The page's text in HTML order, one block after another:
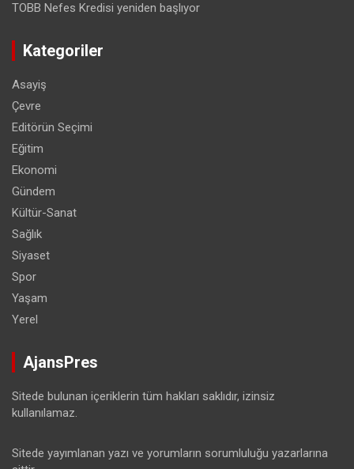
TOBB Nefes Kredisi yeniden başlıyor
Kategoriler
Asayiş
Çevre
Editörün Seçimi
Eğitim
Ekonomi
Gündem
Kültür-Sanat
Sağlık
Siyaset
Spor
Yaşam
Yerel
AjansPres
Sitede bulunan içeriklerin tüm hakları saklıdır, izinsiz
kullanılamaz.
Sitede yayımlanan yazı ve yorumların sorumluluğu yazarlarına